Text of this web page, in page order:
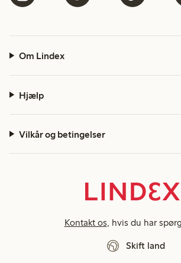
Om Lindex
Hjælp
Vilkår og betingelser
Kontakt os, hvis du har
Skift land